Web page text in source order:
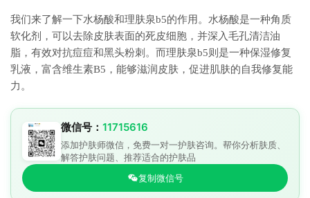
我们来了解一下水杨酸和理肤泉b5的作用。水杨酸是一种角质
软化剂，可以去除皮肤表面的死皮细胞，并深入毛孔清洁油
脂，有效对抗痘痘和黑头粉刺。而理肤泉b5则是一种保湿修复
乳液，富含维生素B5，能够滋润皮肤，促进肌肤的自我修复能
力。
微信号： 11715616
添加护肤师微信，免费一对一护肤咨询。帮你分析肤质、
解答护肤问题、推荐适合的护肤品
复制微信号